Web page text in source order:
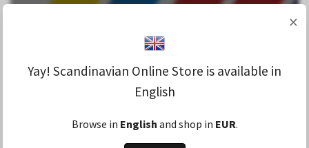
×
Yay! Scandinavian Online Store is available in
English
Browse in English and shop in EUR.